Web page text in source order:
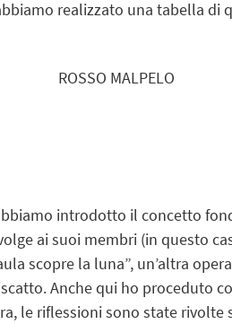
realizzato una tabella di
introdotto il concetto
ai suoi membri (in questo
scopre la luna”, un’altra
Anche qui ho proceduto
le riflessioni sono state